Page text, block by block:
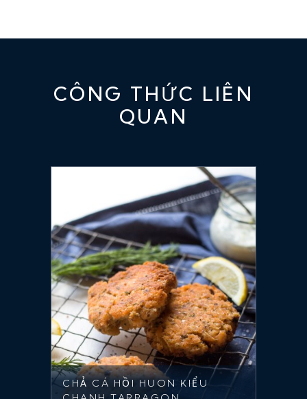
CÔNG THỨC LIÊN
QUAN
CHẢ CÁ HỒI HUON KIỂU